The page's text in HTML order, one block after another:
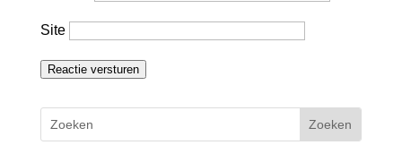
Site
Reactie versturen